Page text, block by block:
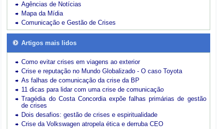
Agências de Notícias
Mapa da Mídia
Comunicação e Gestão de Crises
Artigos mais lidos
Como evitar crises em viagens ao exterior
Crise e reputação no Mundo Globalizado - O caso Toyota
As falhas de comunicação da crise da BP
11 dicas para lidar com uma crise de comunicação
Tragédia do Costa Concordia expõe falhas primárias de gestão
de crises
Dois desafios: gestão de crises e espiritualidade
Crise da Volkswagen atropela ética e derruba CEO